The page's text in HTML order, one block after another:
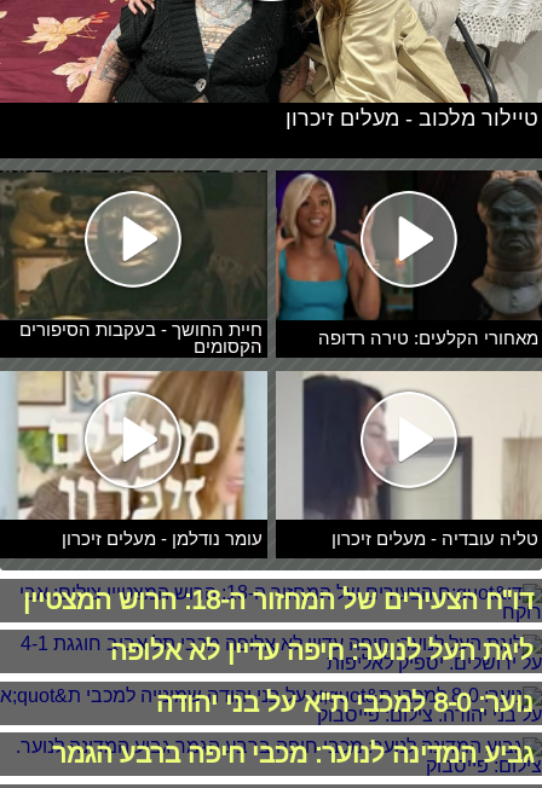
מאחורי הקלעים: טירה רדופה
חיית החושך - בעקבות הסיפורים
הקסומים
טליה עובדיה - מעלים זיכרון עומר נודלמן - מעלים זיכרון
טיילור מלכוב - מעלים זיכרון
דו"ח הצעירים של המחזור ה-18: הרוש המצטיין
ליגת העל לנוער: חיפה עדיין לא אלופה
נוער: 8-0 למכבי ת"א על בני יהודה
גביע המדינה לנוער: מכבי חיפה ברבע הגמר